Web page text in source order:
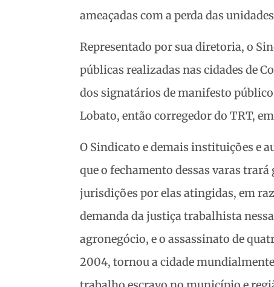
ameaçadas com a perda das
Representado por sua diretoria, o
públicas realizadas nas cidades de
dos signatários de manifesto
Lobato, então corregedor do TRT,
O Sindicato e demais instituições e
que o fechamento dessas varas
jurisdições por elas atingidas, em
demanda da justiça trabalhista
agronegócio, e o assassinato de
2004, tornou a cidade